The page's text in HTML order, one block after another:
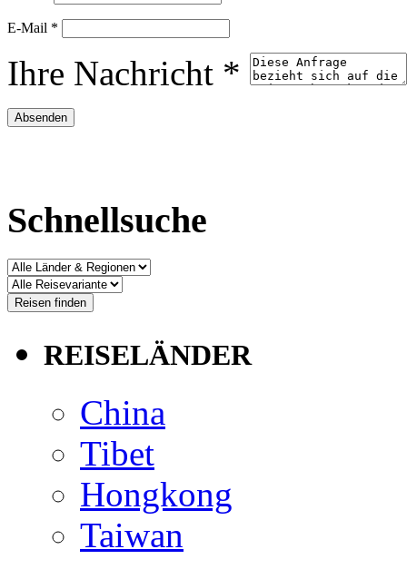
E-Mail *
Ihre Nachricht *
Schnellsuche
REISELÄNDER
China
Tibet
Hongkong
Taiwan